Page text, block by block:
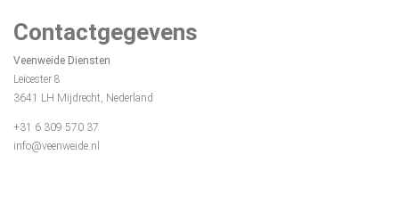
Contactgegevens
Veenweide Diensten
Leicester 8
3641 LH Mijdrecht, Nederland
+31 6 309 570 37
info@veenweide.nl